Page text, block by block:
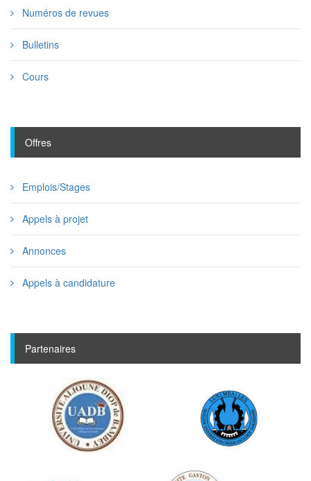
Numéros de revues
Bulletins
Cours
Offres
Emplois/Stages
Appels à projet
Annonces
Appels à candidature
Partenaires